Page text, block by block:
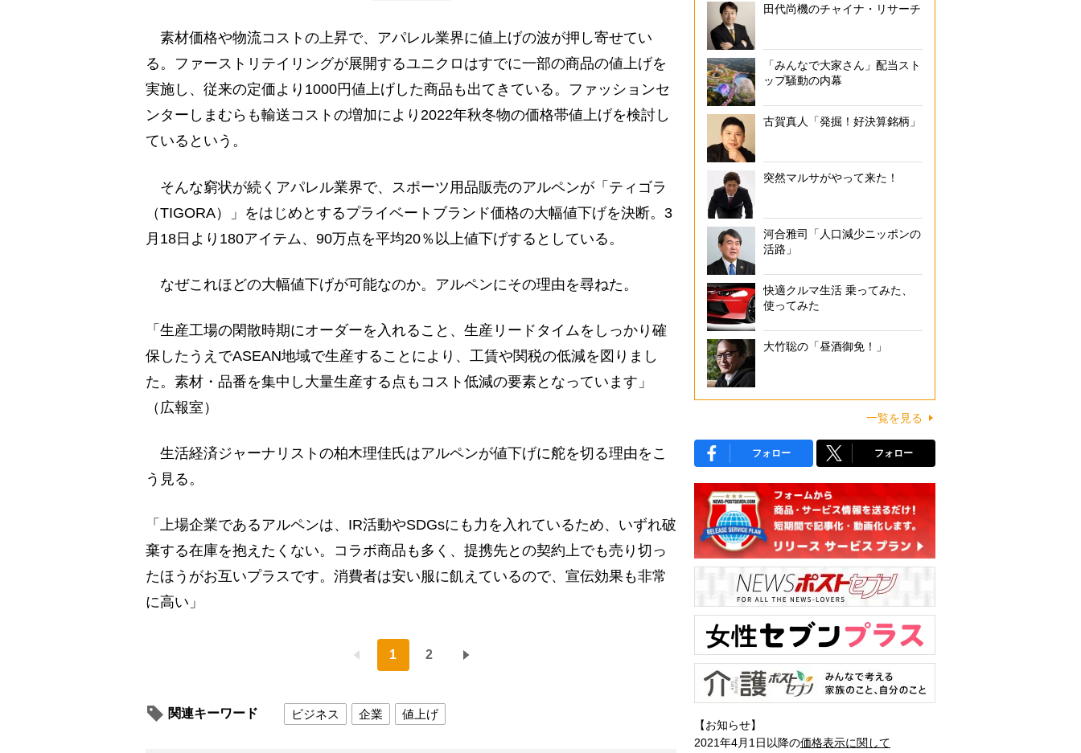
素材価格や物流コストの上昇で、アパレル業界に値上げの波が押し寄せてい
る。ファーストリテイリングが展開するユニクロはすでに一部の商品の値上げを
実施し、従来の定価より1000円値上げした商品も出てきている。ファッションセ
ンターしまむらも輸送コストの増加により2022年秋冬物の価格帯値上げを検討し
ているという。
そんな窮状が続くアパレル業界で、スポーツ用品販売のアルペンが「ティゴラ
（TIGORA）」をはじめとするプライベートブランド価格の大幅値下げを決断。3
月18日より180アイテム、90万点を平均20％以上値下げするとしている。
なぜこれほどの大幅値下げが可能なのか。アルペンにその理由を尋ねた。
「生産工場の閑散時期にオーダーを入れること、生産リードタイムをしっかり確
保したうえでASEAN地域で生産することにより、工賃や関税の低減を図りまし
た。素材・品番を集中し大量生産する点もコスト低減の要素となっています」
（広報室）
生活経済ジャーナリストの柏木理佳氏はアルペンが値下げに舵を切る理由をこ
う見る。
「上場企業であるアルペンは、IR活動やSDGsにも力を入れているため、いずれ破
棄する在庫を抱えたくない。コラボ商品も多く、提携先との契約上でも売り切っ
たほうがお互いプラスです。消費者は安い服に飢えているので、宣伝効果も非常
に高い」
1 2
関連キーワード ビジネス 企業 値上げ
田代尚機のチャイナ・リサーチ
「みんなで大家さん」配当スト
ップ騒動の内幕
古賀真人「発掘！好決算銘柄」
突然マルサがやって来た！
河合雅司「人口減少ニッポンの
活路」
快適クルマ生活 乗ってみた、
使ってみた
大竹聡の「昼酒御免！」
一覧を見る
フォロー フォロー
【お知らせ】
2021年4月1日以降の価格表示に関して